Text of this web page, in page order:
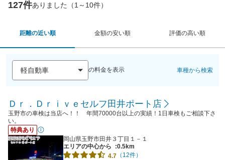
127件ありました（1～10件）
距離の近い順 金額の安い順 評価の高い順
の料金を表示 車種から検索
Ｄｒ．Ｄｒｉｖｅセルフ田井ポート店
玉野市の車検は当店へ！！ 年間70000台以上の実績！1日車検もご相談下さ
い。
特典あり
岡山県玉野市田井３丁目１－１
エリアの中心から
:0.5km
4.7 （12件）